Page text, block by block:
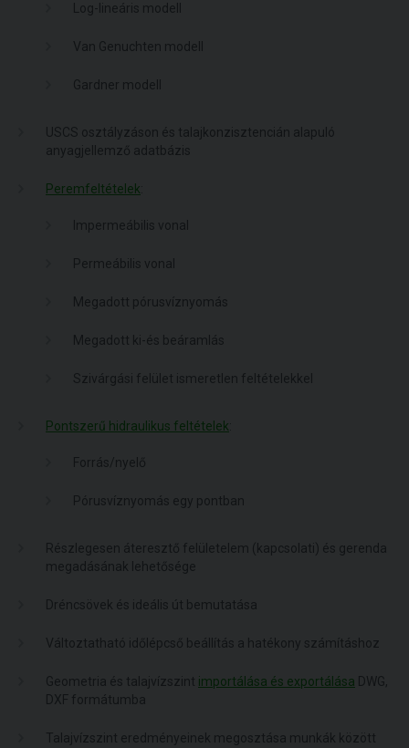
Log-lineáris modell
Van Genuchten modell
Gardner modell
USCS osztályzáson és talajkonzisztencián alapuló
anyagjellemző adatbázis
Peremfeltételek
Impermeábilis vonal
Permeábilis vonal
Megadott pórusvíznyomás
Megadott ki-és beáramlás
Szivárgási felület ismeretlen feltételekkel
Pontszerű hidraulikus feltételek
Forrás/nyelő
Pórusvíznyomás egy pontban
Részlegesen áteresztő felületelem (kapcsolati) és gerenda
megadásának lehetősége
Dréncsövek és ideális út bemutatása
Változtatható időlépcső beállítás a hatékony számításhoz
Geometria és talajvízszint importálása és exportálása DWG,
DXF formátumba
Talajvízszint eredményeinek megosztása munkák között